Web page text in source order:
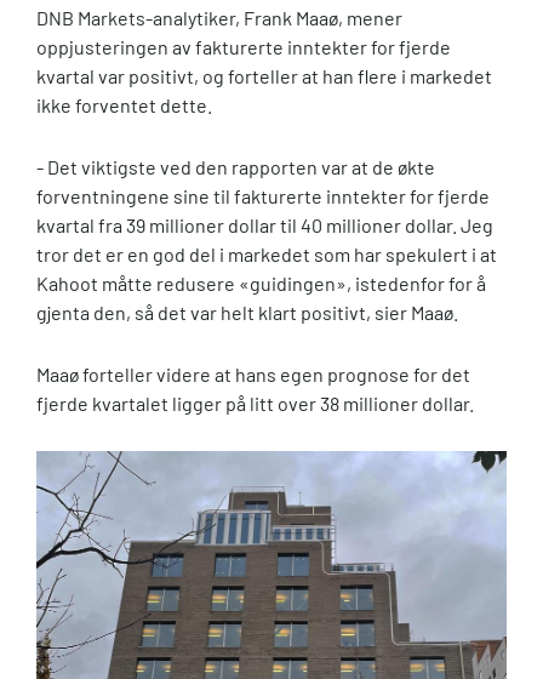
DNB Markets-analytiker, Frank Maaø, mener
oppjusteringen av fakturerte inntekter for fjerde
kvartal var positivt, og forteller at han flere i markedet
ikke forventet dette.
- Det viktigste ved den rapporten var at de økte
forventningene sine til fakturerte inntekter for fjerde
kvartal fra 39 millioner dollar til 40 millioner dollar. Jeg
tror det er en god del i markedet som har spekulert i at
Kahoot måtte redusere «guidingen», istedenfor for å
gjenta den, så det var helt klart positivt, sier Maaø.
Maaø forteller videre at hans egen prognose for det
fjerde kvartalet ligger på litt over 38 millioner dollar.